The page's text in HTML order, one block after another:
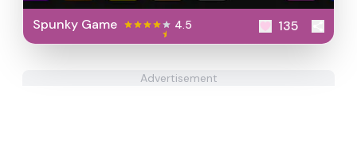
Spunky Game 4.5 135
Advertisement